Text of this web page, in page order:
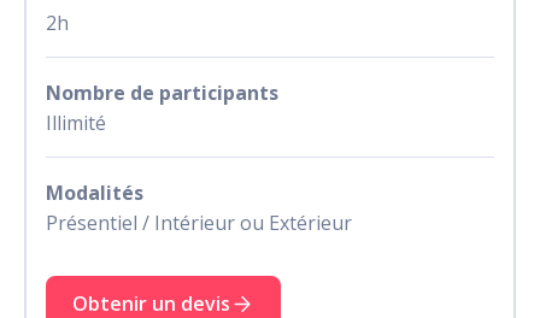
2h
Nombre de participants
Illimité
Modalités
Présentiel / Intérieur ou Extérieur
Obtenir un devis